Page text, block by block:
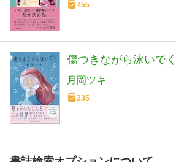
755
傷つきながら泳いでく
月岡ツキ
235